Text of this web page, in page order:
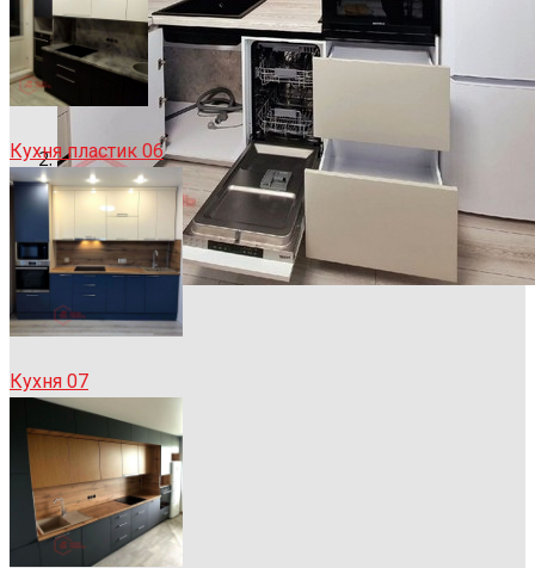
Кухня пластик 06
Кухня 07